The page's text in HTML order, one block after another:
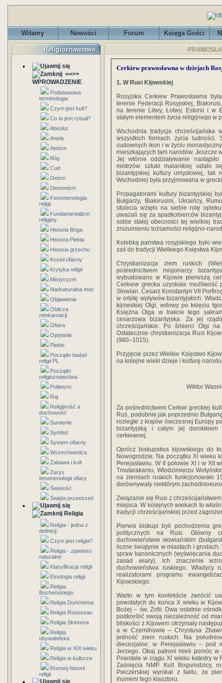
Witamy Nowości Forum Księga Gości
Religioznawstwo
==>>
WPROWADZENIE
Podstawowa
terminologia
Czym jest kult?
Co to jest rytuał?
Absolut
Anioły
Ateizm
Bóg
Cud
Deizm
Demonizm
Fenomenologia
religii
Fundamentalizm
religijny
Historia Boga
Historia Piekła
Historia grzechu
Kozioł ofiarny
Krytyka religii
Mistycyzm
Nadnaturalna moc
Objawienia
Oblicza
reinkarnacji
Ofiara
Opętanie
Piekło
Początki badań
religii PL
Początki
religioznawstwa
Politeizm
Raj
Religijność a
duchowość
Sumienie
Symbol
System ofiarny
Wszechwiedza
Zabawa i kult
Zarys
fenomenologii ofiary
Świetość
Święta przestrzeń
Religia
Religia - jedna z
definicji
Czym jest religia?
Religia - zjawisko
naturalne
Klasyfikacja religii
Etnologia religii
Religia
Bocheńskiego
Religia Durkheima
Religia Rousseau
Religia Skinnera
Religia
obywatelska
Religia w XIX wieku
Religia w kulturze
Rozwój historii
religii
Cerkiew prawosławna w dziejach
1. W Rusi Kijowskiej
Rosyjska Cerkiew Prawosławna
terenie Federacji Rosyjskiej,
na terenie Litwy, Łotwy, Estonii i w
stałym elementem życia religijnego w
Wschodnia tradycja chrześcijańska
wszystkich formach życia ludności.
cudownych ikon i w życiu
mieszkających tam narodów. Jeszcze
Jej wtórne oddziaływanie
mistrzów sztuki malarskiej udało
bizantyjskiej kultury umysłowej, tak
Wschodniej była przyjmowana w
Propagatorami kultury bizantyjskiej
Bułgarzy, Białorusini, Ukraińcy,
stulecia wzięło na siebie rolę
uważali się za spadkobierców
sobie stałej obecności tej wielkiej
zrozumieniu tożsamości religijno-
Kolebką państwa rosyjskiego było
zaś do tradycji Wielkiego Księstwa
Chrystianizacja ziem ruskich
pośrednictwem misjonarzy
wybudowano w Kijowie pierwszą
Cerkiew grecka uzyskała możliwość
Słowian. Cesarz Konstantyn VII
w orbitę wpływów bizantyjskich.
kijowskiej Olgi, wdowy po księciu
Księżna Olga w trakcie tego
cesarzowa bizantyjska. Za jej
chrześcijańskie. Po śmierci Olgi
Ostatecznie chrystianizacja Rusi
(980–1015).
Przyjęcie przez Wielkie Księstwo
na kolejne wieki dzieje i kulturę
Wiktor
Za pośrednictwem Cerkwi greckiej
Ruś, podobnie jak poprzednio
rozległe z krajów ówczesnej Europy
bizantyjską i całym jej dorobkiem
cerkiewnej.
Oprócz biskupstwa kijowskiego do
Nowogrodzie. Na początku XI wieku
Perejasławiu. W II połowie XI i w XII
Tmutarakaniu, Włodzimierzu
na ziemiach ruskich funkcjonowało
dorównywały niektórym
Związanie się Rusi z
miejsca. W kolejnych wiekach to
tradycji chrześcijańskiej przed
Pierwsi biskupi byli pochodzenia
politycznych na Rusi. Główny
duchowieństwie słowiańskim
liczne świątynie w miastach i
spraw kanonicznych (wyświęcania
zasad wiary). Ich znaczenie
duchowieństwa ruskiego.
realizatorami programu
Kijowskiego.
Warto w tym kontekście zwrócić
powstałych do końca X wieku w
Bożej – św. Zofii. Dwa ostatnie
podkreślić swoją niezależność od
bliskości z Kijowem otrzymały
a w Czernihowie – Chrystusa
jedność ziem ruskich. Na
diecezjalne: w Perejasławiu – pod
Jerzego. Obaj patroni mieli pomóc w
Powstałe w ciągu XI wieku katedry w
Zaśnięcia NMP. Kult Bogurodzicy,
Pieczerskiej wynikał z faktu, że
ihumeni tego klasztoru.